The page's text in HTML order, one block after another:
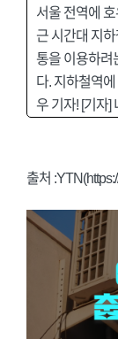
서울 전역에
근 시간대 지
통을 이용하려
다. 지하철역
우 기자! [기자]
출처